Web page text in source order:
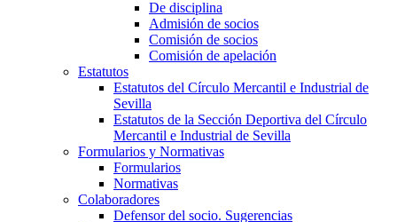
De disciplina
Admisión de socios
Comisión de socios
Comisión de apelación
Estatutos
Estatutos del Círculo Mercantil e Industrial de
Sevilla
Estatutos de la Sección Deportiva del Círculo
Mercantil e Industrial de Sevilla
Formularios y Normativas
Formularios
Normativas
Colaboradores
Defensor del socio. Sugerencias